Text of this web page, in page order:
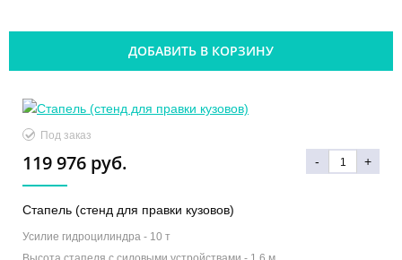
ДОБАВИТЬ В КОРЗИНУ
Под заказ
119 976 руб. - +
Стапель (стенд для правки кузовов)
Усилие гидроцилиндра - 10 т